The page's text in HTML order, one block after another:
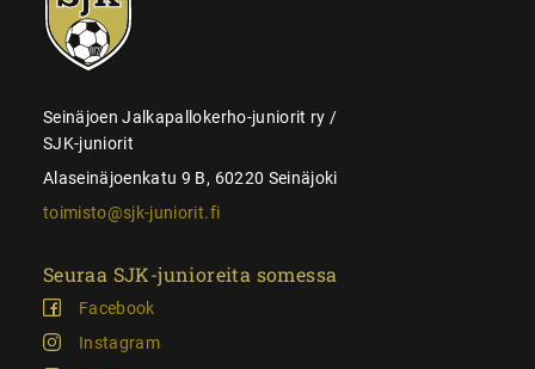
juniorit
Seinäjoen Jalkapallokerho-juniorit ry /
SJK-juniorit
Alaseinäjoenkatu 9 B, 60220 Seinäjoki
toimisto@sjk-juniorit.fi
Seuraa SJK-junioreita somessa
Facebook
Instagram